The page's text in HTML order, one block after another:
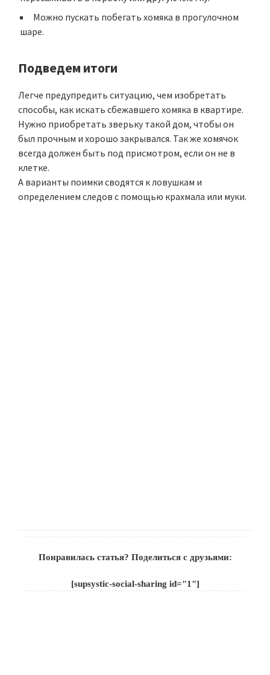
Можно пускать побегать хомяка в прогулочном
шаре.
Подведем итоги
Легче предупредить ситуацию, чем изобретать
способы, как искать сбежавшего хомяка в квартире.
Нужно приобретать зверьку такой дом, чтобы он
был прочным и хорошо закрывался. Так же хомячок
всегда должен быть под присмотром, если он не в
клетке.
А варианты поимки сводятся к ловушкам и
определением следов с помощью крахмала или муки.
Понравилась статья? Поделиться с друзьями:
[supsystic-social-sharing id="1"]